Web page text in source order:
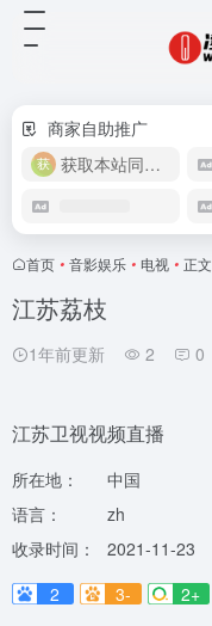
商家自助推广
获取本站同款主题
首页 • 音影娱乐 • 电视 • 正文
江苏荔枝
1年前更新 2 0
江苏卫视视频直播
所在地：
中国
语言：
zh
收录时间：
2021-11-23
2
3- 2+